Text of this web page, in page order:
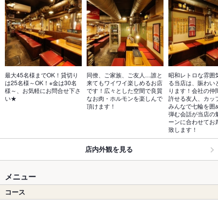
最大45名様までOK！貸切り
は25名様～OK！※金は30名
様～、お気軽にお問合せ下さ
い★
同僚、ご家族、ご友人…誰と
来てもワイワイ楽しめるお店
です！広々とした空間で良質
なお肉・ホルモンを楽しんで
頂けます！
昭和レトロな雰囲
る当店は、賑わい
ります！会社の仲
許せる友人、カッ
みんなで七輪を囲
弾む会話が当店の
ーンに合わせてお
致します！
店内外観を見る
メニュー
コース